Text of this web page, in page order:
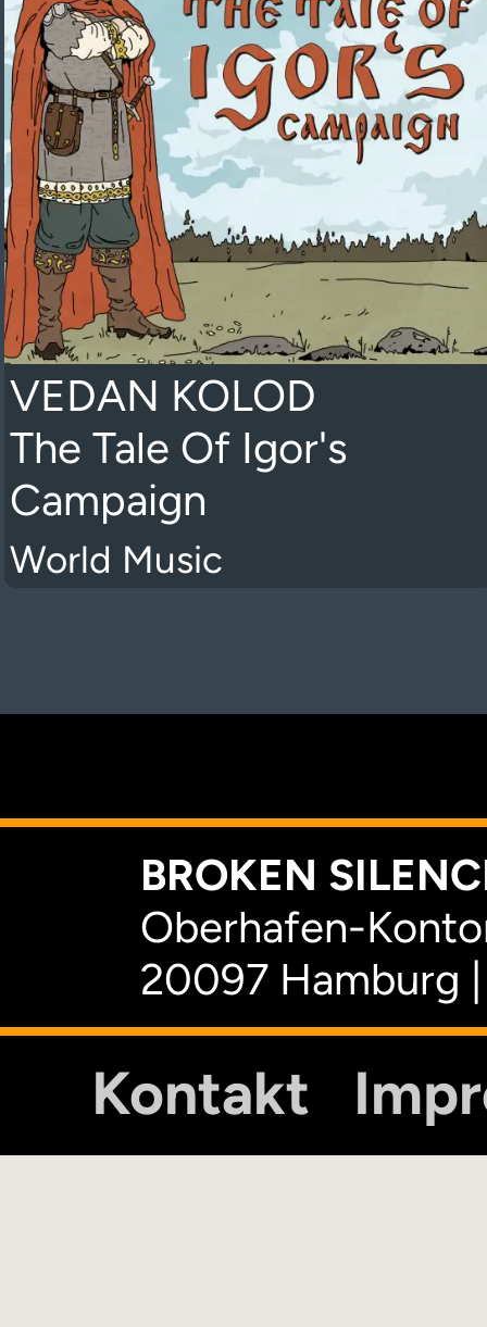
VEDAN KOLOD
The Tale Of Igor's
Campaign
World Music
BROKEN
Oberhafen-
20097 Hamburg
Kontakt